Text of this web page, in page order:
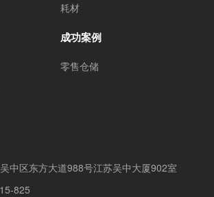
耗材
成功案例
零售仓储
中区东方大道988号江苏吴中大厦902室
825